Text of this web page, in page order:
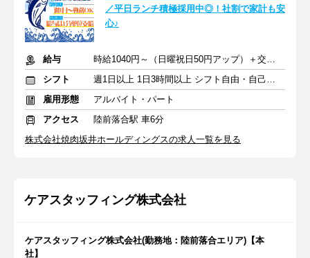
／平日ランチ積極採用中◎！社割で家計も安
心♪
給与
時給1040円～（日曜祝日50円アップ）＋交通費規定支給
シフト
週1日以上 1日3時間以上 シフト自由・自己申告
雇用形態
アルバイト・パート
アクセス
陸前落合駅 車6分
株式会社焼肉坂井ホールディングスの求人一覧を見る
ケアスタッフィング株式会社
ケアスタッフィング株式会社(勤務地：陸前落合エリア)【本
社】